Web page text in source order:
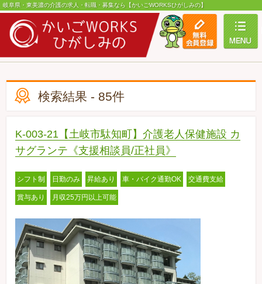
岐阜県・東美濃の介護の求人・転職・募集なら【かいごWORKSひがしみの】
検索結果 - 85件
K-003-21【土岐市駄知町】介護老人保健施設 カ
サグランテ《支援相談員/正社員》
シフト制 日勤のみ 昇給あり 車・バイク通勤OK 交通費支給
賞与あり 月収25万円以上可能